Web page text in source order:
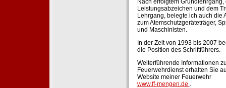
Nach erfolgtem Grundlehrgang,
Leistungsabzeichen und dem
Lehrgang, belegte ich auch die
zum Atemschutzgeräteträger,
und Maschinisten.
In der Zeit von 1993 bis 2007
die Position des Schriftführers.
Weiterführende Informationen
Feuerwehrdienst erhalten Sie
Website meiner Feuerwehr
www.ff-mengen.de .